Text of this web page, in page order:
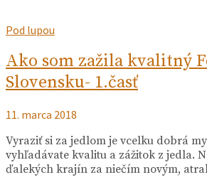
Pod lupou
Ako som zažila kvalitný
Slovensku- 1.časť
11. marca 2018
Vyraziť si za jedlom je vcelku dobrá
vyhľadávate kvalitu a zážitok z jedla.
ďalekých krajín za niečím novým,